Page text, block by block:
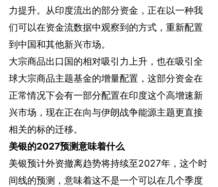
力提升。从印度流出的部分资金，正在以一种我
们可以在资金流数据中观察到的方式，重新配置
到中国和其他新兴市场。
大宗商品出口国的相对吸引力上升，也在吸引全
球大宗商品主题基金的增量配置，这部分资金在
正常情况下会有一部分配置在印度这个高增速新
兴市场，现在正在向与伊朗战争能源主题更直接
相关的标的迁移。
美银的2027预测意味着什么
美银预计外资撤离趋势将持续至2027年，这个时
间线的预测，意味着这不是一个可以在几个季度